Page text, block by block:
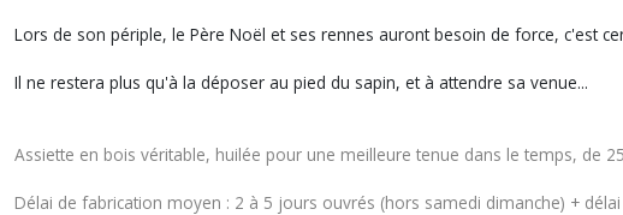
Lors de son périple, le Père Noël et ses rennes auront besoin de force, c'est
Il ne restera plus qu'à la déposer au pied du sapin, et à attendre sa venue...
Assiette en bois véritable, huilée pour une meilleure tenue dans le temps, de
Délai de fabrication moyen : 2 à 5 jours ouvrés (hors samedi dimanche) +